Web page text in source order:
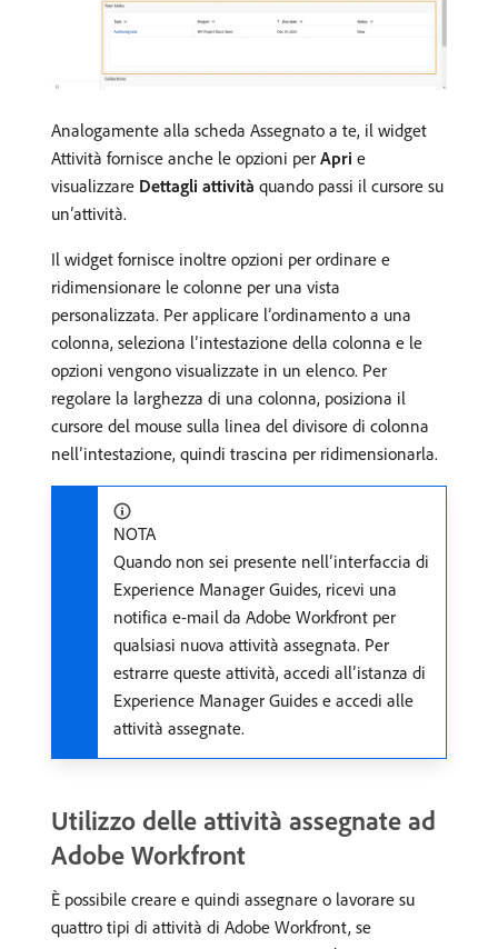
Analogamente alla scheda Assegnato a te, il widget
Attività fornisce anche le opzioni per Apri e
visualizzare Dettagli attività quando passi il cursore su
un’attività.
Il widget fornisce inoltre opzioni per ordinare e
ridimensionare le colonne per una vista
personalizzata. Per applicare l’ordinamento a una
colonna, seleziona l’intestazione della colonna e le
opzioni vengono visualizzate in un elenco. Per
regolare la larghezza di una colonna, posiziona il
cursore del mouse sulla linea del divisore di colonna
nell’intestazione, quindi trascina per ridimensionarla.
NOTA
Quando non sei presente nell’interfaccia di
Experience Manager Guides, ricevi una
notifica e-mail da Adobe Workfront per
qualsiasi nuova attività assegnata. Per
estrarre queste attività, accedi all’istanza di
Experience Manager Guides e accedi alle
attività assegnate.
Utilizzo delle attività assegnate ad
Adobe Workfront
È possibile creare e quindi assegnare o lavorare su
quattro tipi di attività di Adobe Workfront, se